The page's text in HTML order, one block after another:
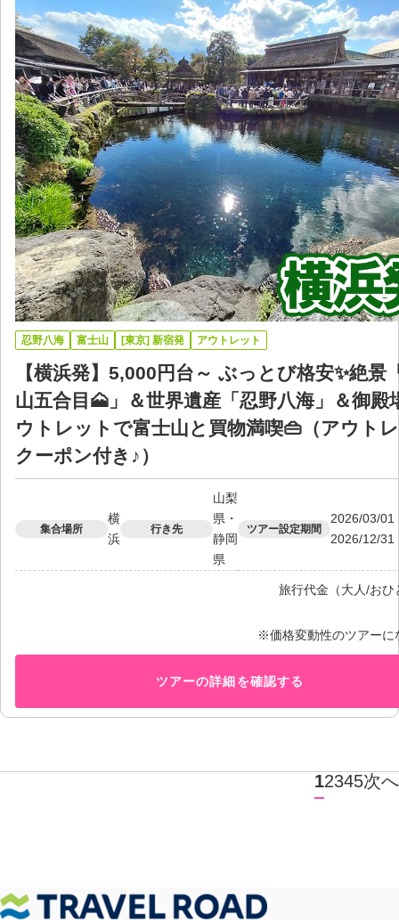
忍野八海 富士山 [東京] 新宿発 アウトレット
【横浜発】5,000円台～ ぶっとび格安✨絶景
山五合目🗻」＆世界遺産「忍野八海」＆御殿
ウトレットで富士山と買物満喫👜（アウト
クーポン付き♪）
集合場所
横
浜
行き先
山梨
県・
静岡
県
ツアー設定期間
2026/03/01
2026/12/31
旅行代金（大人/おひ
※価格変動性のツアーに
ツアーの詳細を確認する
り
12345次へ